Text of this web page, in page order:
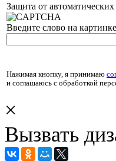
Защита от
Введите слово на картинке
Нажимая кнопку, я принимаю
и соглашаюсь с обработкой
×
Вызвать